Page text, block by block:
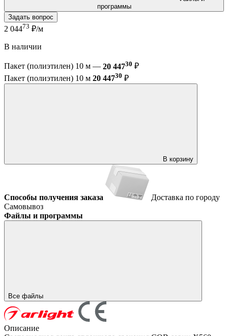
программы
Задать вопрос
2 04473 ₽/м
В наличии
Пакет (полиэтилен) 10 м — 20 44730 ₽
Пакет (полиэтилен) 10 м 20 44730 ₽
В корзину
Способы получения заказа
Доставка по городу
Самовывоз
Файлы и программы
Все файлы
Описание